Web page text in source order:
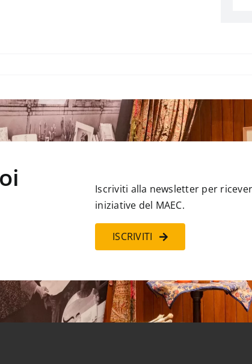
Iscriviti alla newsletter per
iniziative del MAEC.
ISCRIVITI